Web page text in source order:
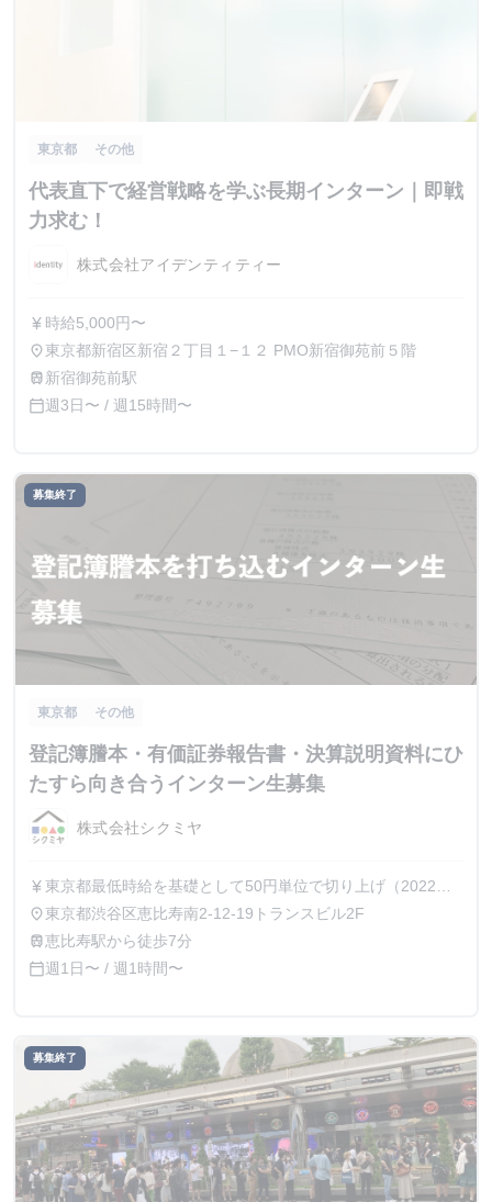
東京都 その他
代表直下で経営戦略を学ぶ長期インターン｜即戦
力求む！
株式会社アイデンティティー
currency_yen 時給5,000円〜
place東京都新宿区新宿２丁目１−１２ PMO新宿御苑前５階
train 新宿御苑前駅
calendar_today週3日〜 / 週15時間〜
募集終了
東京都 その他
登記簿謄本・有価証券報告書・決算説明資料にひ
たすら向き合うインターン生募集
株式会社シクミヤ
currency_yen 東京都最低時給を基礎として50円単位で切り上げ（2022年
10月から1100円/時）
place東京都渋谷区恵比寿南2-12-19トランスビル2F
train恵比寿駅から徒歩7分
calendar_today週1日〜 / 週1時間〜
募集終了